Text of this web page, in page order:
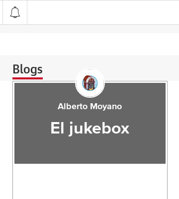
Blogs
Alberto Moyano
El jukebox